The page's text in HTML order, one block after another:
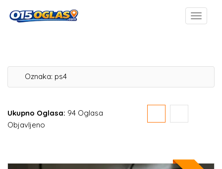
Oznaka: ps4
Ukupno Oglasa: 94 Oglasa
Objavljeno